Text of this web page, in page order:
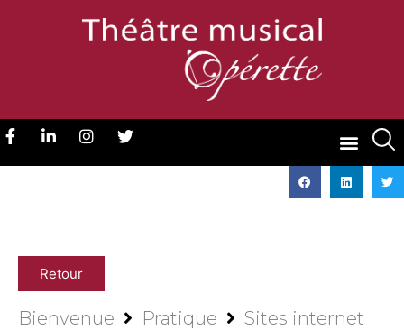
Retour
Bienvenue Pratique Sites internet